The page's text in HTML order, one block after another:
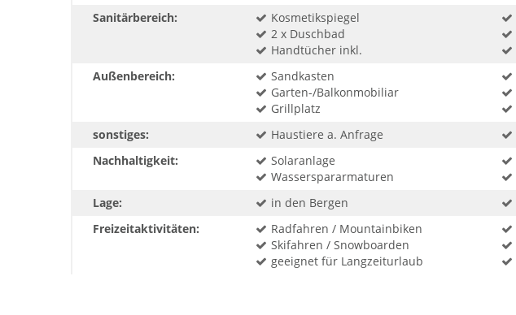
Sanitärbereich:
Kosmetikspiegel
2 x Duschbad
Handtücher inkl.
Außenbereich:
Sandkasten
Garten-/Balkonmobiliar
Grillplatz
sonstiges:
Haustiere a. Anfrage
Nachhaltigkeit:
Solaranlage
Wasserspararmaturen
Lage:
in den Bergen
Freizeitaktivitäten:
Radfahren / Mountainbiken
Skifahren / Snowboarden
geeignet für Langzeiturlaub